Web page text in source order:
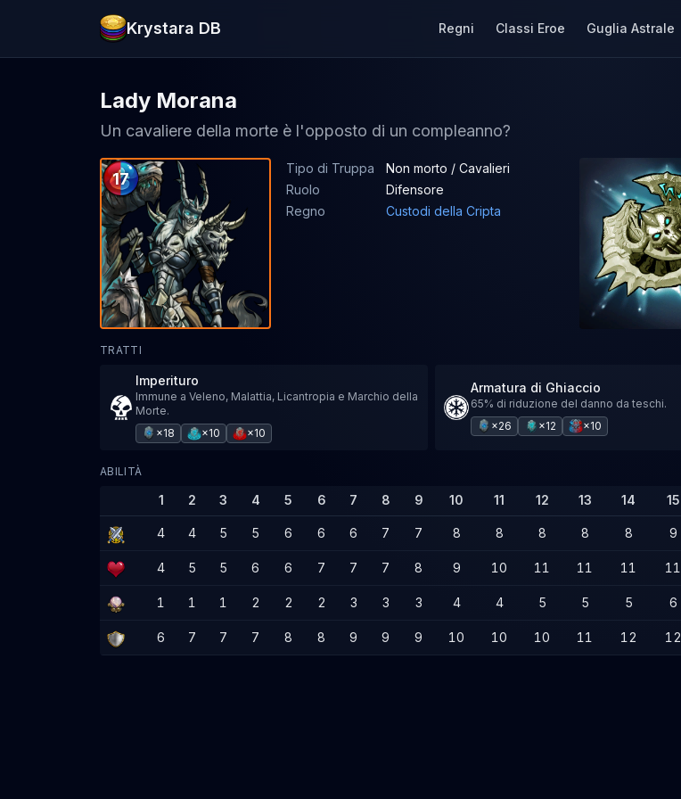
Krystara DB Regni Classi Eroe Guglia Astrale
Lady Morana
Un cavaliere della morte è l'opposto di un compleanno?
17
Tipo di Truppa
Non morto / Cavalieri
Ruolo
Difensore
Regno
Custodi della Cripta
TRATTI
Imperituro
Immune a Veleno, Malattia, Licantropia e Marchio della
Morte.
×18
×10 ×10
Armatura di Ghiaccio
65% di riduzione del danno da teschi.
×26
×12 ×10
ABILITÀ
1 2 3 4 5 6 7 8 9 10 11 12 13 14 15
4 4 5 5 6 6 6 7 7 8 8 8 8 8 9
4 5 5 6 6 7 7 7 8 9 10 11 11 11 11
1 1 1 2 2 2 3 3 3 4 4 5 5 5 6
6 7 7 7 8 8 9 9 9 10 10 10 11 12 12